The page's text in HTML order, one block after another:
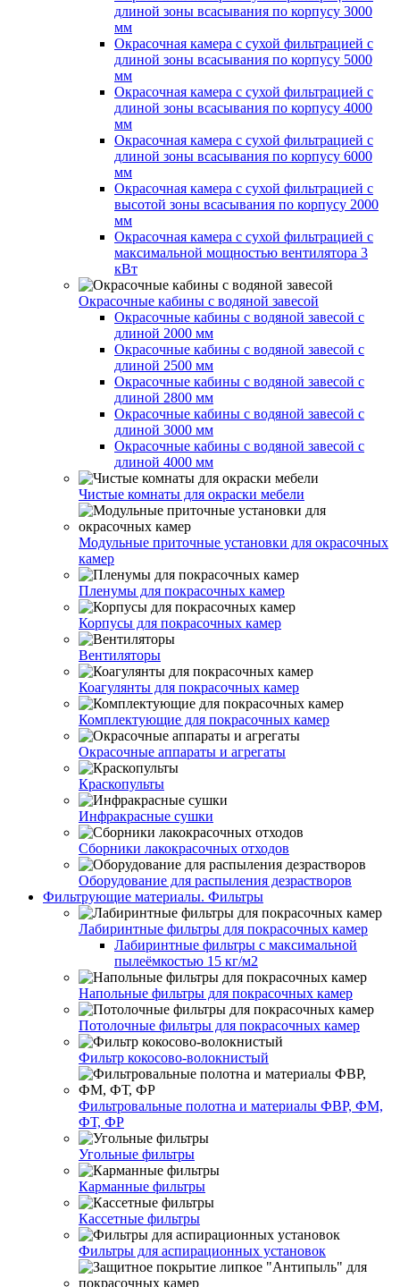
длиной зоны всасывания по корпусу 3000
мм
Окрасочная камера с сухой фильтрацией с
длиной зоны всасывания по корпусу 5000
мм
Окрасочная камера с сухой фильтрацией с
длиной зоны всасывания по корпусу 4000
мм
Окрасочная камера с сухой фильтрацией с
длиной зоны всасывания по корпусу 6000
мм
Окрасочная камера с сухой фильтрацией с
высотой зоны всасывания по корпусу 2000
мм
Окрасочная камера с сухой фильтрацией с
максимальной мощностью вентилятора 3
кВт
Окрасочные кабины с водяной завесой
Окрасочные кабины с водяной завесой с
длиной 2000 мм
Окрасочные кабины с водяной завесой с
длиной 2500 мм
Окрасочные кабины с водяной завесой с
длиной 2800 мм
Окрасочные кабины с водяной завесой с
длиной 3000 мм
Окрасочные кабины с водяной завесой с
длиной 4000 мм
Чистые комнаты для окраски мебели
Модульные приточные установки для окрасочных
камер
Пленумы для покрасочных камер
Корпусы для покрасочных камер
Вентиляторы
Коагулянты для покрасочных камер
Комплектующие для покрасочных камер
Окрасочные аппараты и агрегаты
Краскопульты
Инфракрасные сушки
Сборники лакокрасочных отходов
Оборудование для распыления дезрастворов
Фильтрующие материалы. Фильтры
Лабиринтные фильтры для покрасочных камер
Лабиринтные фильтры с максимальной
пылеёмкостью 15 кг/м2
Напольные фильтры для покрасочных камер
Потолочные фильтры для покрасочных камер
Фильтр кокосово-волокнистый
Фильтровальные полотна и материалы ФВР, ФМ,
ФТ, ФР
Угольные фильтры
Карманные фильтры
Кассетные фильтры
Фильтры для аспирационных установок